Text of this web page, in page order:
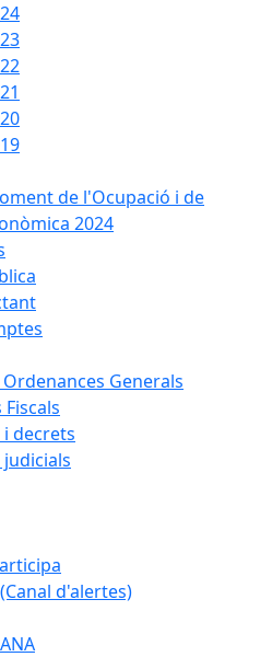
de l'Ocupació i de
2024
Generals
i decrets
judicials
d'alertes)